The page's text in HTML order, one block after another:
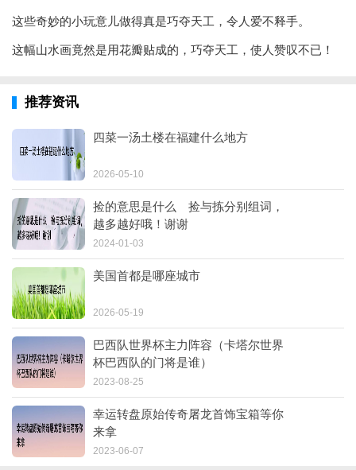
这些奇妙的小玩意儿做得真是巧夺天工，令人爱不释手。
这幅山水画竟然是用花瓣贴成的，巧夺天工，使人赞叹不已！
推荐资讯
四菜一汤土楼在福建什么地方
2026-05-10
捡的意思是什么 捡与拣分别组词，
越多越好哦！谢谢
2024-01-03
美国首都是哪座城市
2026-05-19
巴西队世界杯主力阵容（卡塔尔世界
杯巴西队的门将是谁）
2023-08-25
幸运转盘原始传奇屠龙首饰宝箱等你
来拿
2023-06-07